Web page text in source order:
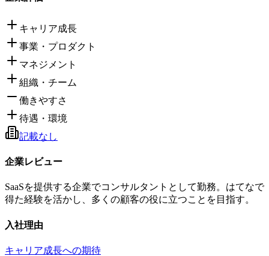
キャリア成長
事業・プロダクト
マネジメント
組織・チーム
働きやすさ
待遇・環境
記載なし
企業レビュー
SaaSを提供する企業でコンサルタントとして勤務。はてなで
得た経験を活かし、多くの顧客の役に立つことを目指す。
入社理由
キャリア成長への期待